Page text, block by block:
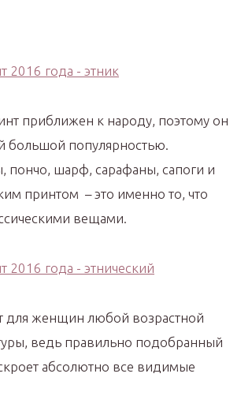
приближен к народу, поэтому он
большой популярностью.
пончо, шарф, сарафаны, сапоги и
принтом – это именно то, что
вещами.
для женщин любой возрастной
ведь правильно подобранный
абсолютно все видимые